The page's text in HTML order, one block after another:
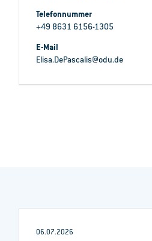
Telefonnummer
+49 8631 6156-1305
E-Mail
Elisa.DePascalis@odu.de
06.07.2026